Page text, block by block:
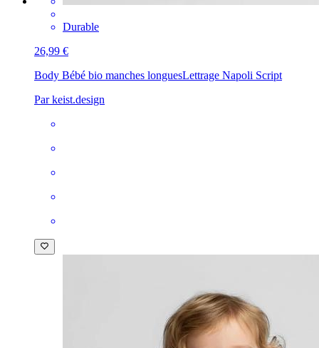
Durable
26,99 €
Body Bébé bio manches longuesLettrage Napoli Script
Par keist.design